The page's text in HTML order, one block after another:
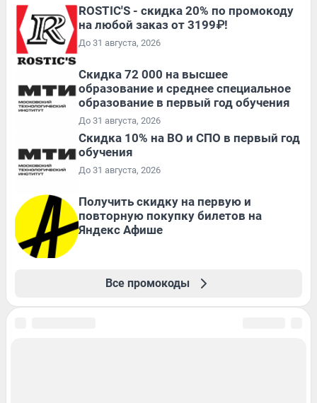
ROSTIC'S - скидка 20% по промокоду
на любой заказ от 3199₽!
До 31 августа, 2026
Скидка 72 000 на высшее
образование и среднее специальное
образование в первый год обучения
До 31 августа, 2026
Скидка 10% на ВО и СПО в первый год
обучения
До 31 августа, 2026
Получить скидку на первую и
повторную покупку билетов на
Яндекс Афише
Все промокоды